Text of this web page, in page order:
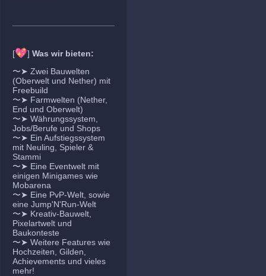
[💖] Was wir bieten:
〜➤ Zwei Bauwelten
(Oberwelt und Nether) mit
Freebuild
〜➤ Farmwelten (Nether,
End und Oberwelt)
〜➤ Währungssystem,
Jobs/Berufe und Shops
〜➤ Ein Aufstiegssystem
mit Neuling, Spieler &
Stammi
〜➤ Eine Eventwelt mit
einigen Minigames wie
Mobarena
〜➤ Eine PvP-Welt, sowie
eine Jump'N'Run-Welt
〜➤ Kreativ-Bauwelt,
Pixelartwelt und
Baukonteste
〜➤ Weitere Features wie
Hochzeiten, Gilden,
Achievements und vieles
mehr!